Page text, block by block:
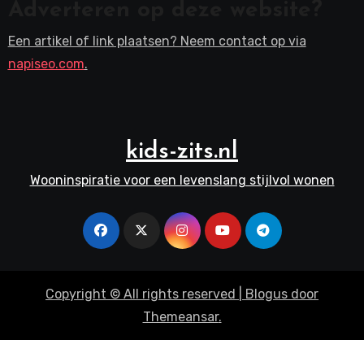
Een artikel of link plaatsen? Neem contact op via
napiseo.com.
kids-zits.nl
Wooninspiratie voor een levenslang stijlvol wonen
Copyright © All rights reserved Blogus door
Themeansar.